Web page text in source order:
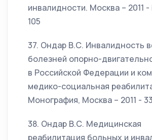
инвалидности. Москва – 2011
105
37. Ондар В.С. Инвалидность
болезней опорно-
в Российской Федерации и
медико-социальная
Монография, Москва – 2011 -
38. Ондар В.С. Медицинская
реабилитация больных и